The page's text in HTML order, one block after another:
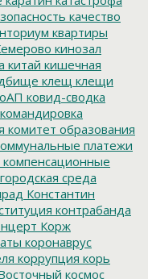
качество
квартиры
кинозал
китай кишечная
клещ клещи
ковид-сводка
командировка
комитет образования
платежи
компенсационные
среда
Константин
контрабанда
Корж
коронаврус
коррупция корь
космос